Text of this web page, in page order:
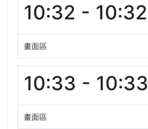
10:32 - 10:32
畫面區
10:33 - 10:33
畫面區